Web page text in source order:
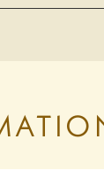
お願い申し